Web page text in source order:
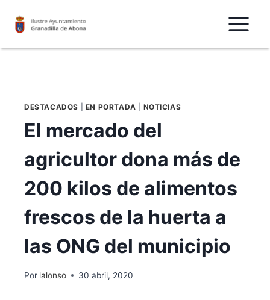
DESTACADOS EN PORTADA NOTICIAS
El mercado del
agricultor dona más de
200 kilos de alimentos
frescos de la huerta a
las ONG del municipio
Por lalonso 30 abril, 2020